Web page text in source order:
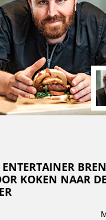
KOKEN NAAR DE